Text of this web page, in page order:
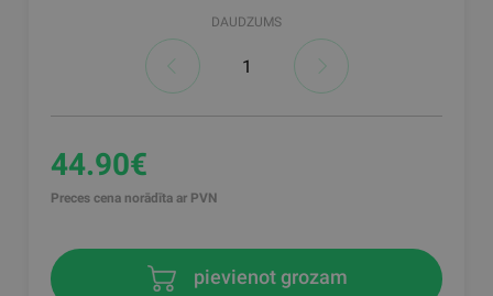
DAUDZUMS
44.90€
Preces cena norādīta ar PVN
pievienot grozam